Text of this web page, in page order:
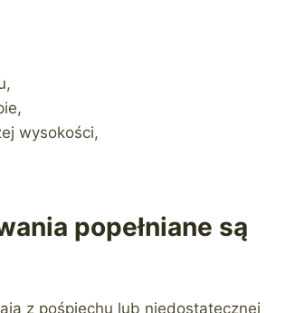
wysokości,
popełniane są
z pośpiechu lub niedostatecznej